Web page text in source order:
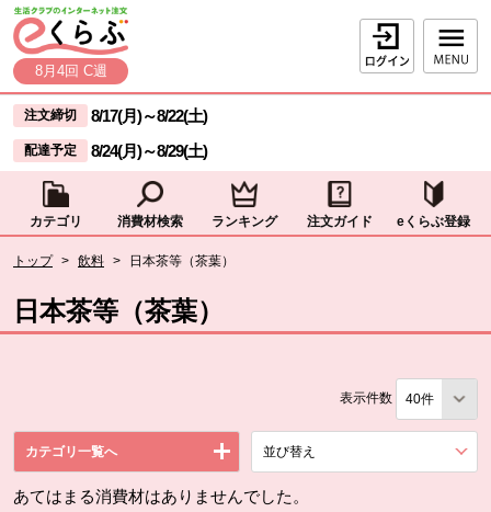
ページの先頭です。
本文へジャンプする。
8月4回 C週
ログイン
ここからサイト内共通メニューです。
サイト内共通メニューをスキップする
注文締切 8/17(月)～8/22(土)
配達予定 8/24(月)～8/29(土)
カテゴリ 消費材検索 ランキング 注文ガイド eくらぶ登録
トップ > 飲料 > 日本茶等（茶葉）
日本茶等（茶葉）
表示件数
カテゴリ一覧へ 並び替え
あてはまる消費材はありませんでした。